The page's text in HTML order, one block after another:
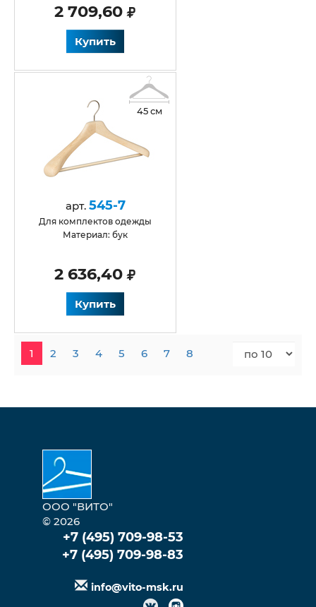
2 709,60
Купить
45 см
арт. 545-7
для комплектов одежды
Материал: бук
2 636,40
Купить
1 2 3 4 5 6 7 8
ООО "ВИТО"
© 2026
+7 (495) 709-98-53
+7 (495) 709-98-83
info@vito-msk.ru